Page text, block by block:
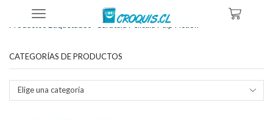
Tienda
Productos Etiquetados “caratula Pelicula Pulp Fiction”
CATEGORÍAS DE PRODUCTOS
Elige una categoría